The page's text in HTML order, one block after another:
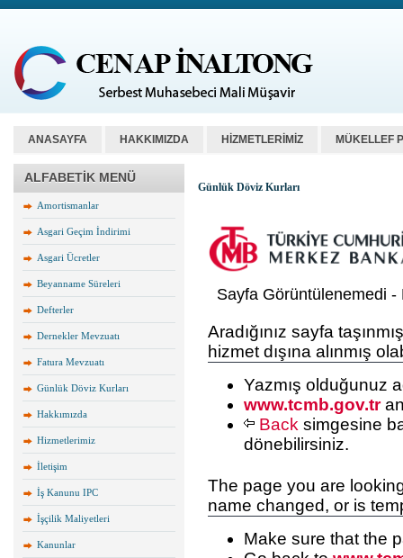
ANASAYFA HAKKIMIZDA HİZMETLERİMİZ MÜKELLEF
ALFABETİK MENÜ
Amortismanlar
Asgari Geçim İndirimi
Asgari Ücretler
Beyanname Süreleri
Defterler
Dernekler Mevzuatı
Fatura Mevzuatı
Günlük Döviz Kurları
Hakkımızda
Hizmetlerimiz
İletişim
İş Kanunu IPC
İşçilik Maliyetleri
Kanunlar
Günlük Döviz Kurları